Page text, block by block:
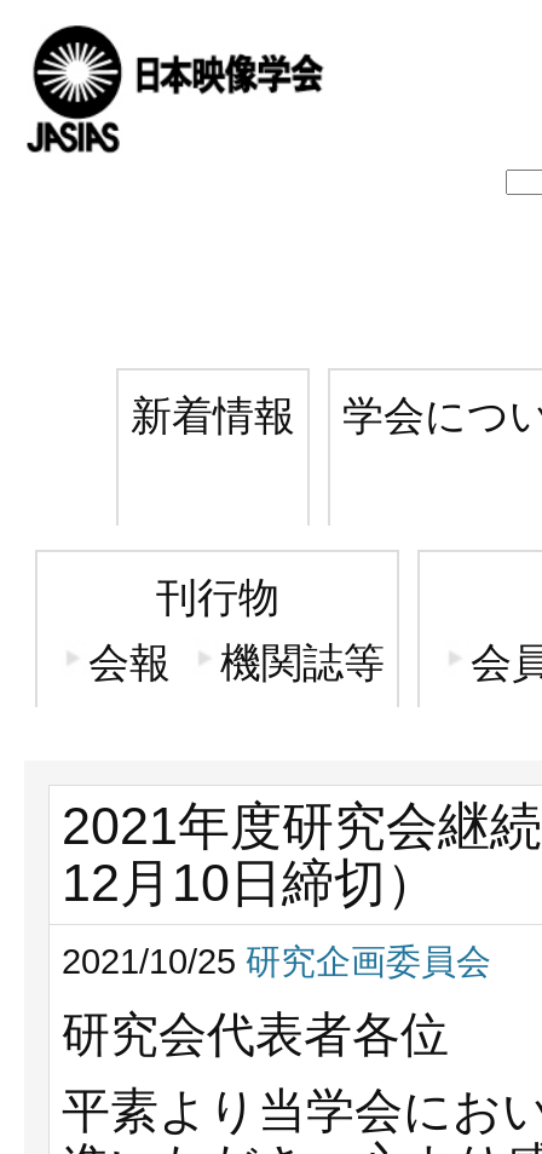
新着情報 学会につ
刊行物
会報
機関誌等 会
2021年度研究会継
12月10日締切）
2021/10/25 研究企画委員会
研究会代表者各位
平素より当学会にお